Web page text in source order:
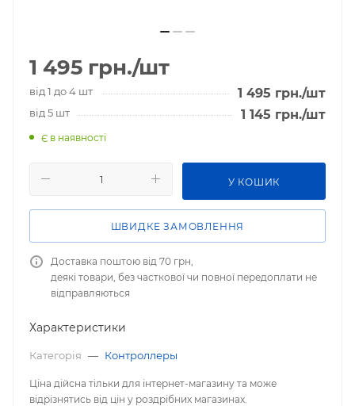
1 495 грн./шт
від 1 до 4 шт 1 495 грн./шт
від 5 шт 1 145 грн./шт
Є в наявності
У КОШИК
ШВИДКЕ ЗАМОВЛЕННЯ
Доставка поштою від 70 грн,
деякі товари, без часткової чи повної передоплати не
відправляються
Характеристики
Категорія — Контроллеры
Ціна дійсна тільки для інтернет-магазину та може
відрізнятись від цін у роздрібних магазинах.